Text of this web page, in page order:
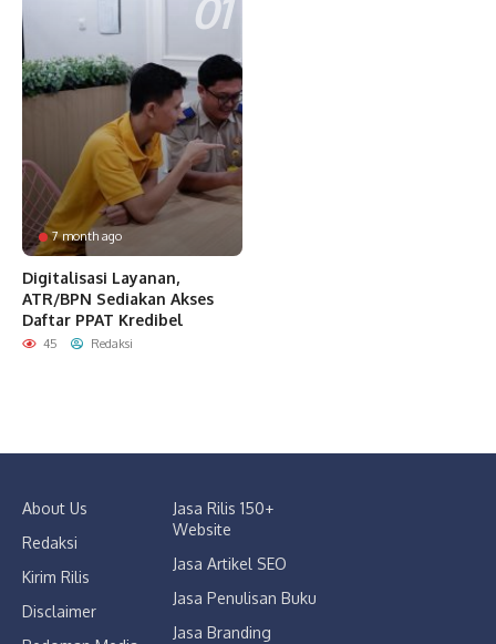
7 month ago
Digitalisasi Layanan,
ATR/BPN Sediakan Akses
Daftar PPAT Kredibel
45 Redaksi
About Us
Redaksi
Kirim Rilis
Disclaimer
Jasa Rilis 150+
Website
Jasa Artikel SEO
Jasa Penulisan Buku
Jasa Branding